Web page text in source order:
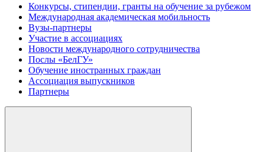
Конкурсы, стипендии, гранты на обучение за рубежом
Международная академическая мобильность
Вузы-партнеры
Участие в ассоциациях
Новости международного сотрудничества
Послы «БелГУ»
Обучение иностранных граждан
Ассоциация выпускников
Партнеры